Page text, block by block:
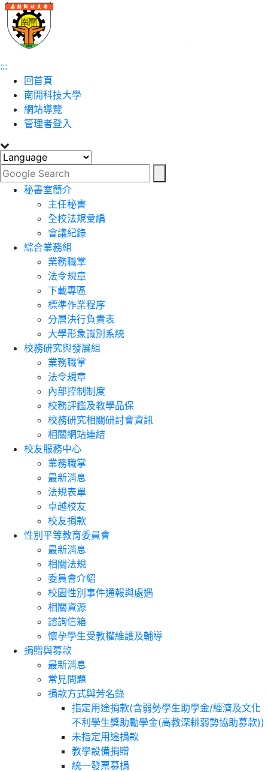
跳到主要內容
:::
回首頁
南開科技大學
網站導覽
管理者登入
Toggle navigation
秘書室簡介
主任秘書
全校法規彙編
會議紀錄
綜合業務組
業務職掌
法令規章
下載專區
標準作業程序
分層決行負責表
大學形象識別系統
校務研究與發展組
業務職掌
法令規章
內部控制制度
校務評鑑及教學品保
校務研究相關研討會資訊
相關網站連結
校友服務中心
業務職掌
最新消息
法規表單
卓越校友
校友捐款
性別平等教育委員會
最新消息
相關法規
委員會介紹
校園性別事件通報與處遇
相關資源
諮詢信箱
懷孕學生受教權維護及輔導
捐贈與募款
最新消息
常見問題
捐款方式與芳名錄
指定用途捐款(含弱勢學生助學金/經濟及文化
不利學生獎助勵學金(高教深耕弱勢協助募款))
未指定用途捐款
教學設備捐贈
統一發票募捐